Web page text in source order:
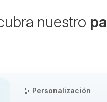
nuestro
Personalización